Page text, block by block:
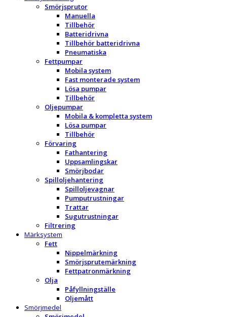
Smörjsprutor
Manuella
Tillbehör
Batteridrivna
Tillbehör batteridrivna
Pneumatiska
Fettpumpar
Mobila system
Fast monterade system
Lösa pumpar
Tillbehör
Oljepumpar
Mobila & kompletta system
Lösa pumpar
Tillbehör
Förvaring
Fathantering
Uppsamlingskar
Smörjbodar
Spilloljehantering
Spilloljevagnar
Pumputrustningar
Trattar
Sugutrustningar
Filtrering
Märksystem
Fett
Nippelmärkning
Smörjsprutemärkning
Fettpatronmärkning
Olja
Påfyllningställe
Oljemått
Smörjmedel